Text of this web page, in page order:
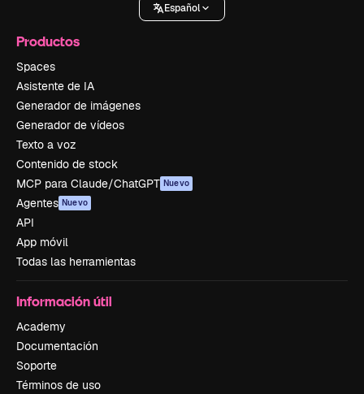
Español
Productos
Spaces
Asistente de IA
Generador de imágenes
Generador de vídeos
Texto a voz
Contenido de stock
MCP para Claude/ChatGPT Nuevo
Agentes Nuevo
API
App móvil
Todas las herramientas
Información útil
Academy
Documentación
Soporte
Términos de uso